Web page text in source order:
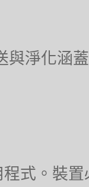
與淨化涵
式。裝